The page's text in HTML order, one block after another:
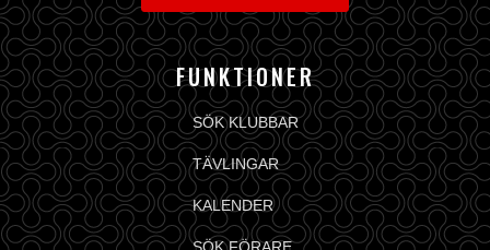
FUNKTIONER
SÖK KLUBBAR
TÄVLINGAR
KALENDER